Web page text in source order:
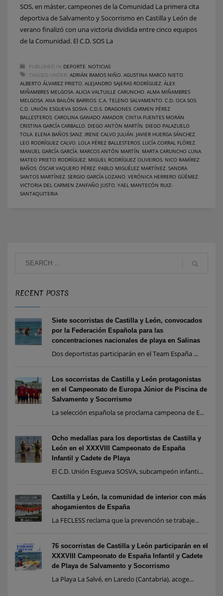
SOS, en máster, campeones de la Comunidad La primera cita
deportiva de Salvamento y Socorrismo en Castilla y León de
verano finalizó con una victoria dividida entre cinco equipos
de la Comunidad. El C.D. SOS La
PUBLISHED IN DEPORTE NOTICIAS
TAGGED UNDER: ADRIÁN RAMOS NIÑO AGUSTINA MARCO NIETO
ALBERTO ÁLVAREZ PRIETO ALEJANDRO SAJERAS RODRÍGUEZ ÁLEX
MIÑAMBRES MELGOSA ALICIA VALTUILLE CARUNCHO ALMA MIÑAMBRES
MELGOSA ANA BAILÓN BARRIOS C.A. TELENO SALVAMENTO C.D. OCA SOS
C.D. UNIÓN ESGUEVA SOSVA C.D.S. DRAGONES CARMEN PÉREZ
BALLESTEROS CAROLINA GANADO AMADOR CINTIA FUENTES MORÁN
CRISTINA GARCÍA CARBALLO DIEGO ANTÓN MARTÍN DIEGO PALAZUELO
TOLA ELENA BAÑOS SANZ IRENE CALVO JULIÁN JAVIER HUERGA SÁNCHEZ
LEO RODRÍGUEZ CALVO LOLA PÉREZ BALLESTEROS LUCÍA CORRAL FLÓREZ
MANUEL GARCÍA GARCÍA MARCOS ANTÓN MARTÍN MARTA CARUNCHO LUNA
MATEO PRIETO RODRÍGUEZ MIGUEL RODRÍGUEZ OLIVEIROS NICO RAMÍREZ
BAÑOS ÓSCAR VAQUERO PÉREZ PABLO MIGUÉLEZ MARTÍNEZ SANDRA
SANTOS MARTÍNEZ SERGIO GARCÍA LOZANO VERÓNICA HERRERO GÜÉMEZ
VICTORIA DEL CARMEN ZANFAÑO JUSTO YAEL MANTECÓN RUIZ-
SANTAQUITERIA
RECENT POSTS
Siete socorristas de Castilla y León, convocados
por la Federación Española para las
concentraciones nacionales de playa en Salinas
Dos deportistas participarán en el Team España ...
Los socorristas de Castilla y León protagonistas
en el Campeonato de Europa Júnior de Piscina de
Salvamento y Socorrismo
La selección española se proclama campeona de E...
Ocho medallas para los deportistas de Castilla y
León en el XXXVIII Campeonato de España
Infantil y Cadete de Playa
El C.D. Unión Esgueva SOSVA, subcampeón infanti...
Castilla y León, la comunidad de interior con más
ahogamientos de España
La FECLESS reclama que la prevención se trabaje...
76 socorristas de Castilla y León participarán en el
XXXVIII Campeonato de España Infantil y Cadete
de Playa de Salvamento y Socorrismo
La Playa La Salvé, en Laredo (Cantabria), acoge...